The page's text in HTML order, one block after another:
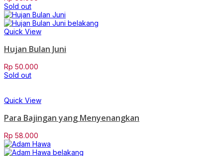
Sold out
Quick View
Hujan Bulan Juni
Rp 50.000
Sold out
Quick View
Para Bajingan yang Menyenangkan
Rp 58.000